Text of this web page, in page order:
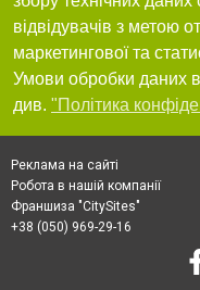
відвідувачів з метою
маркетингової та
Умови обробки даних
див. "Політика
Реклама на сайті
Робота в нашій компанії
Франшиза "CitySites"
+38 (050) 969-29-16